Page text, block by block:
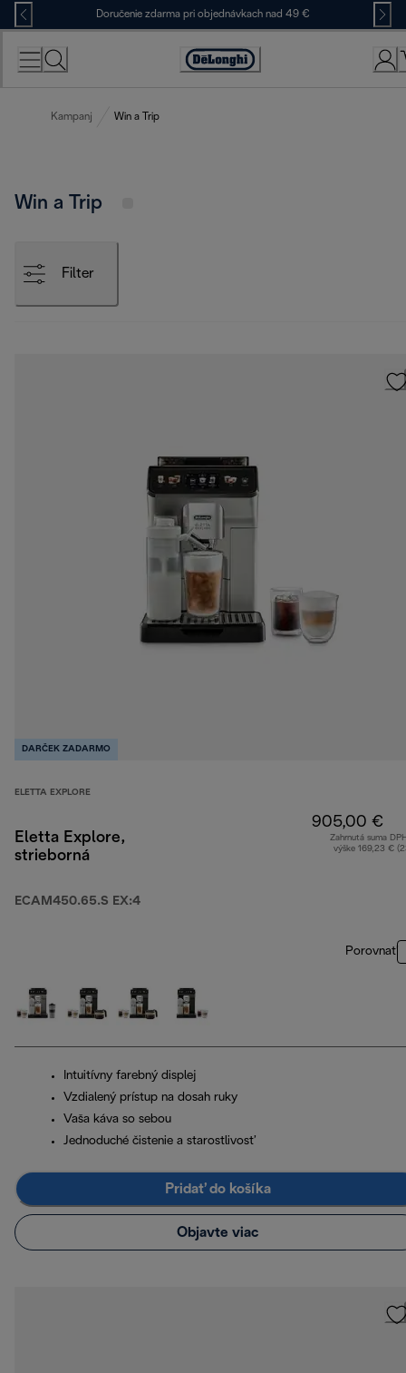
Skip
to
Content
Doručenie zdarma pri objednávkach nad 49 €
Accessibility
Kampanj Win a Trip
Win a Trip
Filter
DARČEK ZADARMO
ELETTA EXPLORE
Eletta Explore,
strieborná
ECAM450.65.S EX:4
905,00 €
Zahrnutá suma
výške 169,23 €
Porovnať
Intuitívny farebný displej
Vzdialený prístup na dosah ruky
Vaša káva so sebou
Jednoduché čistenie a starostlivosť
Pridať do košíka
Objavte viac